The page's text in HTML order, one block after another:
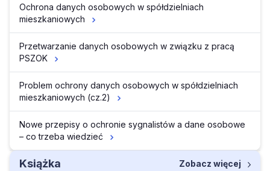
Ochrona danych osobowych w spółdzielniach
mieszkaniowych
Przetwarzanie danych osobowych w związku z pracą
PSZOK
Problem ochrony danych osobowych w spółdzielniach
mieszkaniowych (cz.2)
Nowe przepisy o ochronie sygnalistów a dane osobowe
– co trzeba wiedzieć
Książka Zobacz więcej